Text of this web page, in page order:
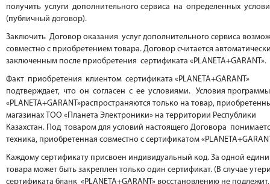
получить услуги дополнительного сервиса на определенных
(публичный договор).
Заключить Договор оказания услуг дополнительного сервиса
совместно с приобретением товара. Договор считается
заключенным после приобретения сертификата «PLANETA+GARANT».
Факт приобретения клиентом сертификата «PLANETA+GARANT»
подтверждает, что он согласен с ее условиями. Условия программы
«PLANETA+GARANT»распространяются только на товар,
магазинах ТОО «Планета Электроники» на территории Республики
Казахстан. Под товаром для условий настоящего Договора
техника, приобретенная совместно с сертификатом
Каждому сертификату присвоен индивидуальный код. За одной
товара может быть закреплен только один сертификат. (В случае
сертификата бланк «PLANETA+GARANT» восстановлению не